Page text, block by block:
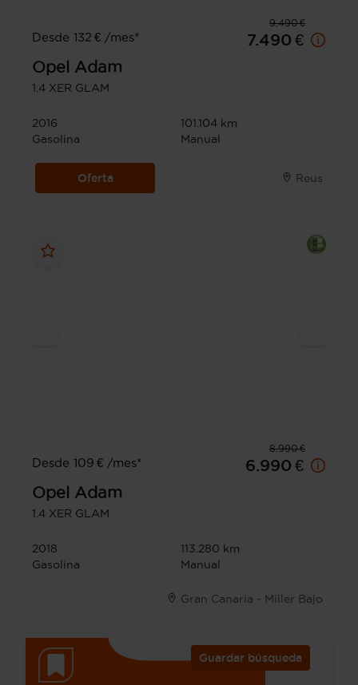
9.490 €
Desde 132 € /mes*
7.490 €
Opel Adam
1.4 XER GLAM
2016
101.104 km
Gasolina
Manual
Oferta Reus
8.990 €
Desde 109 € /mes*
6.990 €
Opel Adam
1.4 XER GLAM
2018
113.280 km
Gasolina
Manual
Gran Canaria - Miller Bajo
Guardar búsqueda